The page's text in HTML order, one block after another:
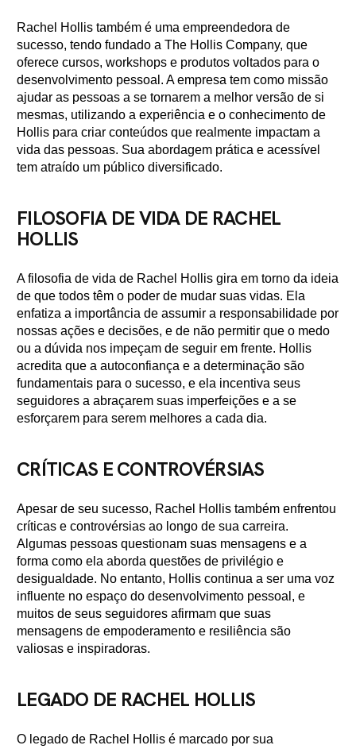
Rachel Hollis também é uma empreendedora de
sucesso, tendo fundado a The Hollis Company, que
oferece cursos, workshops e produtos voltados para o
desenvolvimento pessoal. A empresa tem como missão
ajudar as pessoas a se tornarem a melhor versão de si
mesmas, utilizando a experiência e o conhecimento de
Hollis para criar conteúdos que realmente impactam a
vida das pessoas. Sua abordagem prática e acessível
tem atraído um público diversificado.
FILOSOFIA DE VIDA DE RACHEL
HOLLIS
A filosofia de vida de Rachel Hollis gira em torno da ideia
de que todos têm o poder de mudar suas vidas. Ela
enfatiza a importância de assumir a responsabilidade por
nossas ações e decisões, e de não permitir que o medo
ou a dúvida nos impeçam de seguir em frente. Hollis
acredita que a autoconfiança e a determinação são
fundamentais para o sucesso, e ela incentiva seus
seguidores a abraçarem suas imperfeições e a se
esforçarem para serem melhores a cada dia.
CRÍTICAS E CONTROVÉRSIAS
Apesar de seu sucesso, Rachel Hollis também enfrentou
críticas e controvérsias ao longo de sua carreira.
Algumas pessoas questionam suas mensagens e a
forma como ela aborda questões de privilégio e
desigualdade. No entanto, Hollis continua a ser uma voz
influente no espaço do desenvolvimento pessoal, e
muitos de seus seguidores afirmam que suas
mensagens de empoderamento e resiliência são
valiosas e inspiradoras.
LEGADO DE RACHEL HOLLIS
O legado de Rachel Hollis é marcado por sua